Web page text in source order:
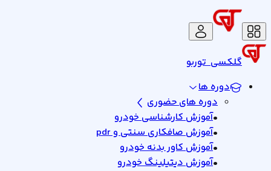
گلکسیتوربو
دوره ها
دوره های حضوری
•آموزش کارشناسی خودرو
•آموزش صافکاری سنتی و pdr
•آموزش کاور بدنه خودرو
•آموزش دیتیلینگ خودرو